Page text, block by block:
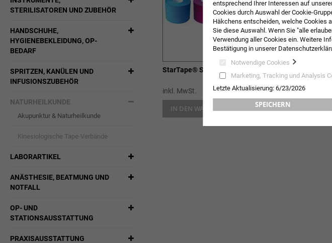
StarTape® SL Tape
inkl. MwSt. Ab7,02 €
IN DEN WARENKORB ZUR
WUNSCHLISTE
inkl. MwSt.
IN DEN
STERILISATOREN UND ZUBEHÖR
HANDSCHUHE,
HYGIENEBEKLEIDUNG, OP-
BEDARF
SPRITZEN, KANÜLEN UND
INFUSIONSZUBEHÖR
NATURHEILKUNDE
Akupunktur & Naturheilkunde
Kinesiologische Tape-Verbände
LABORARTIKEL
ANÄSTHESIE, BEATMUNG UND
NOTFALL
OP- UND
STATIONSAUSSTATTUNG
PRAXISAUSSTATTUNG
entsprechend Ihrer Interessen auf
Cookies durch Auswahl der Cookie-
Häkchens entscheiden, welche Cookies
Sie diese Auswahl. Wenn Sie "alle
Verwendung aller Cookies ein. Weitere
Bestätigung in unserer
Notwendige Cookies
Marketing, Tracking und Analysis
Letzte Aktualisierung: 6/23/2026
SPEICHERN